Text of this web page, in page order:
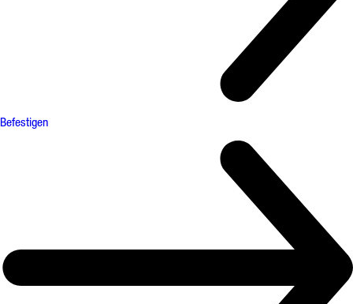
Befestigen